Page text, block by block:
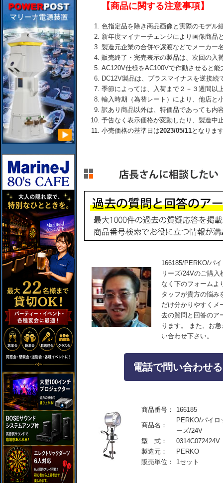
【商品に関する注意事項】
色指定品を除き商品画像と実際のモデル
新年度マイナーチェンジにより画像商品
製造元企業の合併や譲渡などでメーカー
販売終了・完売表示の製品は、次回の入
AC120V仕様をAC100Vで作動させると
DC12V製品は、プラスマイナスを逆接
季節によっては、入荷まで２－３週間以
輸入時期（為替レート）により、他店と
訳あり商品以外は、特価品であっても内
予告なく表示価格が変動したり、製造中
小売価格の基準日は2023/05/11となりま
166185/PERKO/パ
リーズ/24Vのご購
なく下のフォームよ
タッフが貴方の悩み
だけ分かりやすくメ
去の質問と回答のア
ります。 また、お
い合わせ下さい。
電話で問い合わせ
商品番号： 166185
商品名：
PERKO/パイロ
ーズ/24V
型 式：
0314C072424V
製造元：
PERKO
販売単位：
1セット